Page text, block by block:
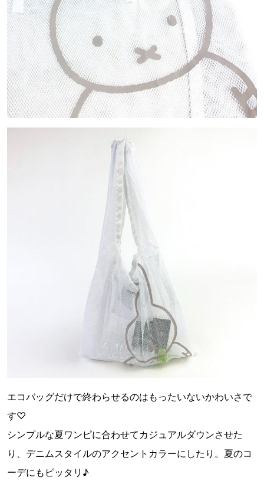
エコバッグだけで終わらせるのはもったいないかわいさで
す♡
シンプルな夏ワンピに合わせてカジュアルダウンさせた
り、デニムスタイルのアクセントカラーにしたり。夏のコ
ーデにもピッタリ♪